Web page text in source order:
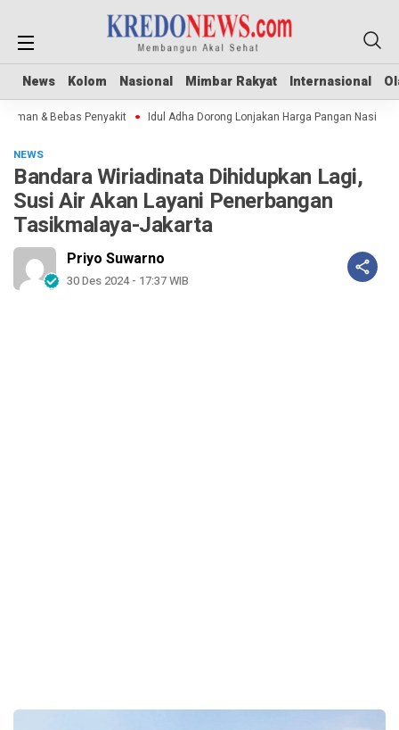
News Kolom Nasional Mimbar Rakyat Internasional
News Kolom Nasional Mimbar Rakyat Internasional
& Bebas Penyakit Idul Adha Dorong Lonjakan Harga Pangan Nasional
NEWS
Bandara Wiriadinata Dihidupkan Lagi,
Susi Air Akan Layani Penerbangan
Tasikmalaya-Jakarta
Priyo Suwarno
30 Des 2024 - 17:37 WIB